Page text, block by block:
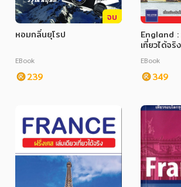
อาหาร สุขภาพ การแพทย์
ศิลปะ บันเทิง กีฬา ท่องเที่ยว
ศาสนา และปรัชญา
การเงิน การลงทุน บริหาร
นิตยสาร หนังสือพิมพ์
จบ
หอมกลิ่นยุโรป
EBook
239
England
เที่ยวได้จริง
EBook
349